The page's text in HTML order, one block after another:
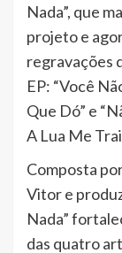
Nada”, que
projeto e
regravações
EP: “Você
Que Dó” e
A Lua Me
Composta
Vitor e
Nada”
das quatro